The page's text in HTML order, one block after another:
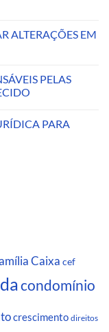
ALTERAÇÕES EM
PELAS
PARA
Caixa cef
condomínio
crescimento direitos